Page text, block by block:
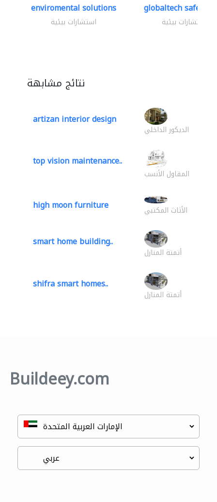
enviromental solutions
استشارات بيئية
globaltech safety
استشارات بيئية
نتائج مشابهة
artizan interior design
الديكور الداخلي
top vision maintenance..
المقاول الأنسب
high moon furniture الأثاث المكتبي
smart home building..
أتمتة المنازل
shifra smart homes..
أتمتة المنازل
Buildeey.com